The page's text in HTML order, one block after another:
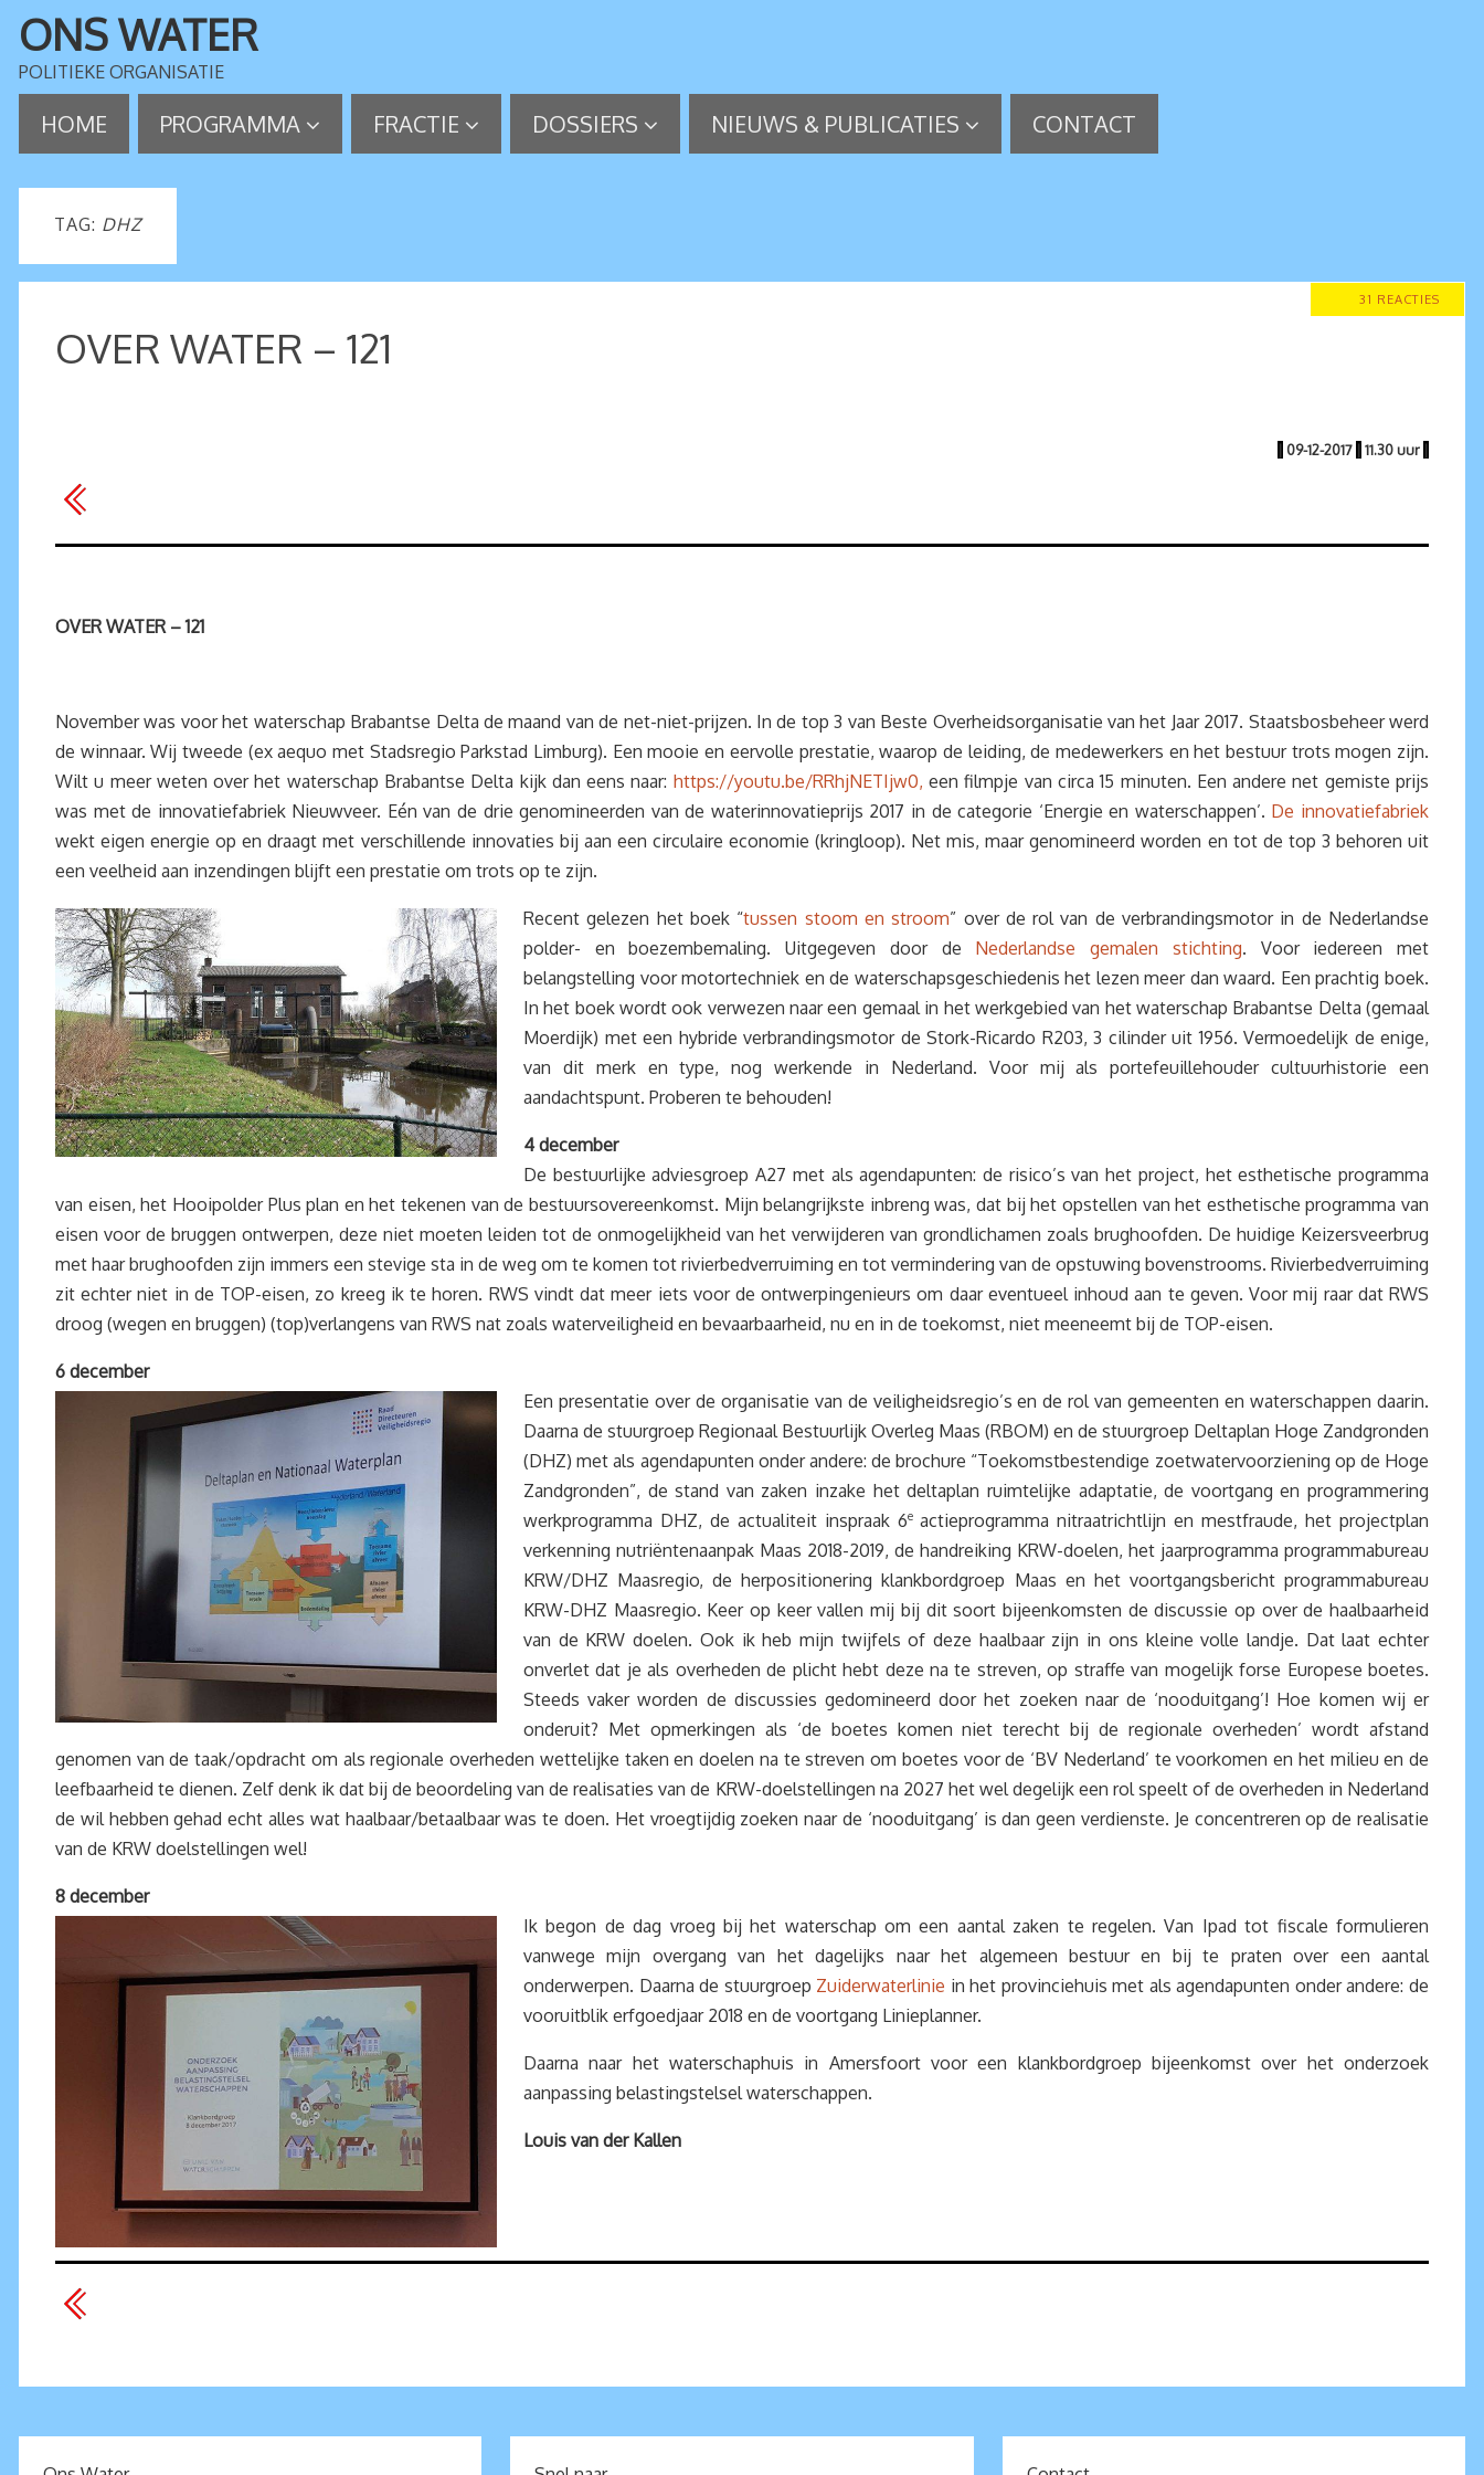
ONS WATER
POLITIEKE ORGANISATIE
HOME PROGRAMMA FRACTIE DOSSIERS NIEUWS & PUBLICATIES CONTACT
TAG: DHZ
31 REACTIES
OVER WATER – 121
| 09-12-2017 | 11.30 uur |
OVER WATER – 121
November was voor het waterschap Brabantse Delta de maand van de net-niet-prijzen. In de top 3 van Beste Overheidsorganisatie van het Jaar 2017. Staatsbosbeheer werd
de winnaar. Wij tweede (ex aequo met Stadsregio Parkstad Limburg). Een mooie en eervolle prestatie, waarop de leiding, de medewerkers en het bestuur trots mogen zijn.
Wilt u meer weten over het waterschap Brabantse Delta kijk dan eens naar: https://youtu.be/RRhjNETIjw0, een filmpje van circa 15 minuten. Een andere net gemiste prijs
was met de innovatiefabriek Nieuwveer. Eén van de drie genomineerden van de waterinnovatieprijs 2017 in de categorie ‘Energie en waterschappen’. De innovatiefabriek
wekt eigen energie op en draagt met verschillende innovaties bij aan een circulaire economie (kringloop). Net mis, maar genomineerd worden en tot de top 3 behoren uit
een veelheid aan inzendingen blijft een prestatie om trots op te zijn.
Recent gelezen het boek “tussen stoom en stroom” over de rol van de verbrandingsmotor in de Nederlandse
polder- en boezembemaling. Uitgegeven door de Nederlandse gemalen stichting. Voor iedereen met
belangstelling voor motortechniek en de waterschapsgeschiedenis het lezen meer dan waard. Een prachtig boek.
In het boek wordt ook verwezen naar een gemaal in het werkgebied van het waterschap Brabantse Delta (gemaal
Moerdijk) met een hybride verbrandingsmotor de Stork-Ricardo R203, 3 cilinder uit 1956. Vermoedelijk de enige,
van dit merk en type, nog werkende in Nederland. Voor mij als portefeuillehouder cultuurhistorie een
aandachtspunt. Proberen te behouden!
4 december
De bestuurlijke adviesgroep A27 met als agendapunten: de risico’s van het project, het esthetische programma
van eisen, het Hooipolder Plus plan en het tekenen van de bestuursovereenkomst. Mijn belangrijkste inbreng was, dat bij het opstellen van het esthetische programma van
eisen voor de bruggen ontwerpen, deze niet moeten leiden tot de onmogelijkheid van het verwijderen van grondlichamen zoals brughoofden. De huidige Keizersveerbrug
met haar brughoofden zijn immers een stevige sta in de weg om te komen tot rivierbedverruiming en tot vermindering van de opstuwing bovenstrooms. Rivierbedverruiming
zit echter niet in de TOP-eisen, zo kreeg ik te horen. RWS vindt dat meer iets voor de ontwerpingenieurs om daar eventueel inhoud aan te geven. Voor mij raar dat RWS
droog (wegen en bruggen) (top)verlangens van RWS nat zoals waterveiligheid en bevaarbaarheid, nu en in de toekomst, niet meeneemt bij de TOP-eisen.
6 december
Een presentatie over de organisatie van de veiligheidsregio’s en de rol van gemeenten en waterschappen daarin.
Daarna de stuurgroep Regionaal Bestuurlijk Overleg Maas (RBOM) en de stuurgroep Deltaplan Hoge Zandgronden
(DHZ) met als agendapunten onder andere: de brochure “Toekomstbestendige zoetwatervoorziening op de Hoge
Zandgronden”, de stand van zaken inzake het deltaplan ruimtelijke adaptatie, de voortgang en programmering
werkprogramma DHZ, de actualiteit inspraak 6eactieprogramma nitraatrichtlijn en mestfraude, het projectplan
verkenning nutriëntenaanpak Maas 2018-2019, de handreiking KRW-doelen, het jaarprogramma programmabureau
KRW/DHZ Maasregio, de herpositionering klankbordgroep Maas en het voortgangsbericht programmabureau
KRW-DHZ Maasregio. Keer op keer vallen mij bij dit soort bijeenkomsten de discussie op over de haalbaarheid
van de KRW doelen. Ook ik heb mijn twijfels of deze haalbaar zijn in ons kleine volle landje. Dat laat echter
onverlet dat je als overheden de plicht hebt deze na te streven, op straffe van mogelijk forse Europese boetes.
Steeds vaker worden de discussies gedomineerd door het zoeken naar de ‘nooduitgang’! Hoe komen wij er
onderuit? Met opmerkingen als ‘de boetes komen niet terecht bij de regionale overheden’ wordt afstand
genomen van de taak/opdracht om als regionale overheden wettelijke taken en doelen na te streven om boetes voor de ‘BV Nederland’ te voorkomen en het milieu en de
leefbaarheid te dienen. Zelf denk ik dat bij de beoordeling van de realisaties van de KRW-doelstellingen na 2027 het wel degelijk een rol speelt of de overheden in Nederland
de wil hebben gehad echt alles wat haalbaar/betaalbaar was te doen. Het vroegtijdig zoeken naar de ‘nooduitgang’ is dan geen verdienste. Je concentreren op de realisatie
van de KRW doelstellingen wel!
8 december
Ik begon de dag vroeg bij het waterschap om een aantal zaken te regelen. Van Ipad tot fiscale formulieren
vanwege mijn overgang van het dagelijks naar het algemeen bestuur en bij te praten over een aantal
onderwerpen. Daarna de stuurgroep Zuiderwaterlinie in het provinciehuis met als agendapunten onder andere: de
vooruitblik erfgoedjaar 2018 en de voortgang Linieplanner.
Daarna naar het waterschaphuis in Amersfoort voor een klankbordgroep bijeenkomst over het onderzoek
aanpassing belastingstelsel waterschappen.
Louis van der Kallen